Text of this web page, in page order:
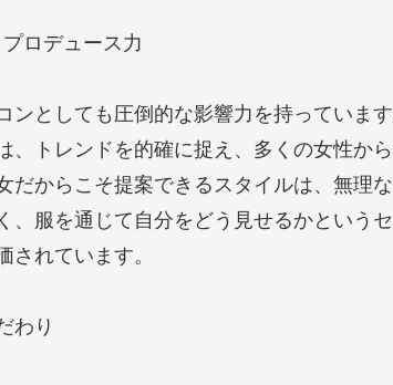
ロデュース力
ンとしても圧倒的な影響力を持っていま
、トレンドを的確に捉え、多くの女性か
だからこそ提案できるスタイルは、無理
、服を通じて自分をどう見せるかという
されています。
わり